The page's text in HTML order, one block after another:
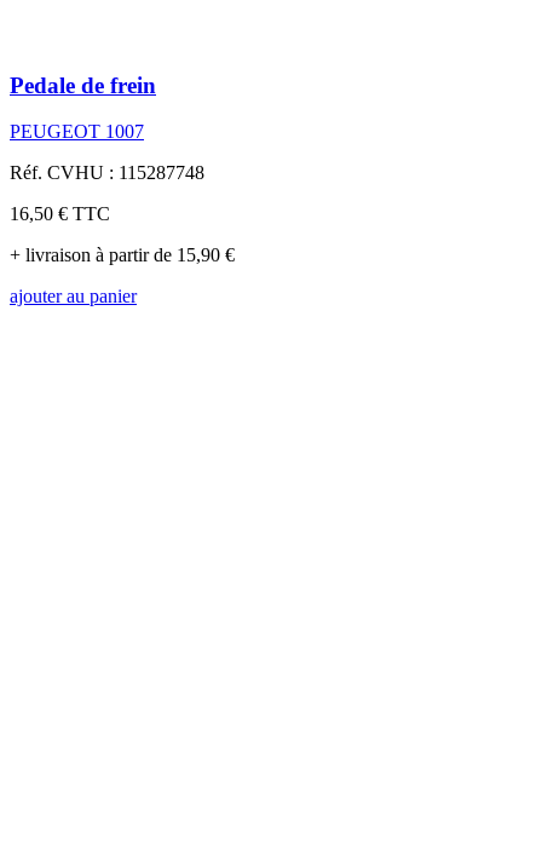
Pedale de frein
PEUGEOT 1007
Réf. CVHU : 115287748
16,50 € TTC
+ livraison à partir de 15,90 €
ajouter au panier